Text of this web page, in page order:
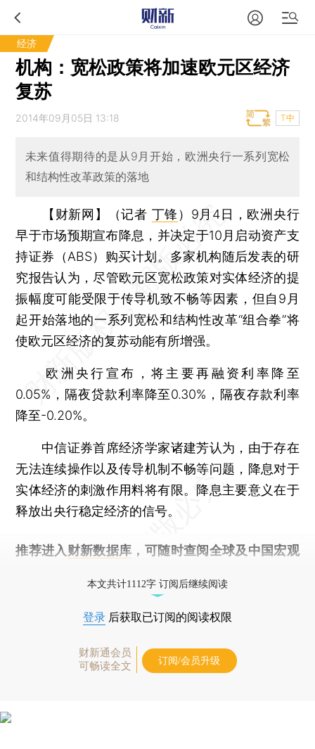
经济
机构：宽松政策将加速欧元区经济
复苏
2014年09月05日 13:18 T中
未来值得期待的是从9月开始，欧洲央行一系列宽松
和结构性改革政策的落地
【财新网】（记者 丁锋 ） 9月4日，欧洲央行
早于市场预期宣布降息，并决定于10月启动资产支
持证券（ABS）购买计划。多家机构随后发表的研
究报告认为，尽管欧元区宽松政策对实体经济的提
振幅度可能受限于传导机致不畅等因素，但自9月
起开始落地的一系列宽松和结构性改革“组合拳”将
使欧元区经济的复苏动能有所增强。
欧洲央行宣布，将主要再融资利率降至
0.05%，隔夜贷款利率降至0.30%，隔夜存款利率
降至-0.20%。
中信证券首席经济学家诸建芳认为，由于存在
无法连续操作以及传导机制不畅等问题，降息对于
实体经济的刺激作用料将有限。降息主要意义在于
释放出央行稳定经济的信号。
推荐进入 财新数据库 ，可随时查阅全球及中国宏观
本文共计1112字 订阅后继续阅读
登录 后获取已订阅的阅读权限
财新通会员
可畅读全文
订阅/会员升级